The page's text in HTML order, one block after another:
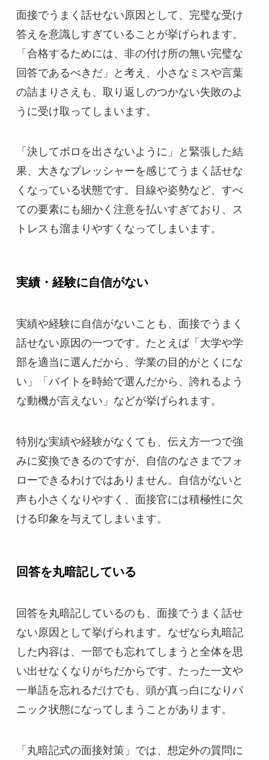
面接でうまく話せない原因として、完璧な受け
答えを意識しすぎていることが挙げられます。
「合格するためには、非の付け所の無い完璧な
回答であるべきだ」と考え、小さなミスや言葉
の詰まりさえも、取り返しのつかない失敗のよ
うに受け取ってしまいます。
「決してボロを出さないように」と緊張した結
果、大きなプレッシャーを感じてうまく話せな
くなっている状態です。目線や姿勢など、すべ
ての要素にも細かく注意を払いすぎており、ス
トレスも溜まりやすくなってしまいます。
実績・経験に自信がない
実績や経験に自信がないことも、面接でうまく
話せない原因の一つです。たとえば「大学や学
部を適当に選んだから、学業の目的がとくにな
い」「バイトを時給で選んだから、誇れるよう
な動機が言えない」などが挙げられます。
特別な実績や経験がなくても、伝え方一つで強
みに変換できるのですが、自信のなさまでフォ
ローできるわけではありません。自信がないと
声も小さくなりやすく、面接官には積極性に欠
ける印象を与えてしまいます。
回答を丸暗記している
回答を丸暗記しているのも、面接でうまく話せ
ない原因として挙げられます。なぜなら丸暗記
した内容は、一部でも忘れてしまうと全体を思
い出せなくなりがちだからです。たった一文や
一単語を忘れるだけでも、頭が真っ白になりパ
ニック状態になってしまうことがあります。
「丸暗記式の面接対策」では、想定外の質問に